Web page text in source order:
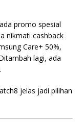
promo spesial
nikmati cashback
Care+ 50%,
lagi, ada
jelas jadi pilihan